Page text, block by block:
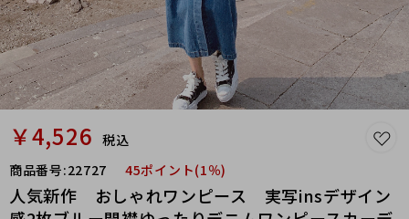
￥4,526 税込
商品番号:22727 45ポイント(1％)
人気新作 おしゃれワンピース 実写insデザイン